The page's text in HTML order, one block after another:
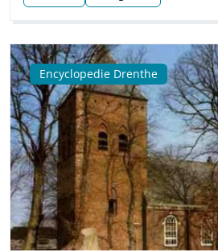
Encyclopedie Drenthe